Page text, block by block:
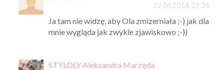
22.06.2014, 22:26
Ja tam nie widzę, aby Ola zmizerniała ;-) jak dla
mnie wygląda jak zwykle zjawiskowo ;-))
STYLOLY Aleksandra Marzęda